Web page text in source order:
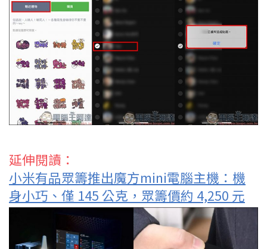
延伸閱讀：
小米有品眾籌推出魔方mini電腦主機：機
身小巧、僅 145 公克，眾籌價約 4,250 元